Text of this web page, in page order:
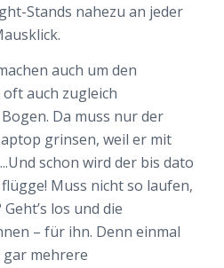
Stands nahezu an jeder
auch um den
auch zugleich
Da muss nur der
grinsen, weil er mit
schon wird der bis dato
Muss nicht so laufen,
los und die
– für ihn. Denn einmal
mehrere